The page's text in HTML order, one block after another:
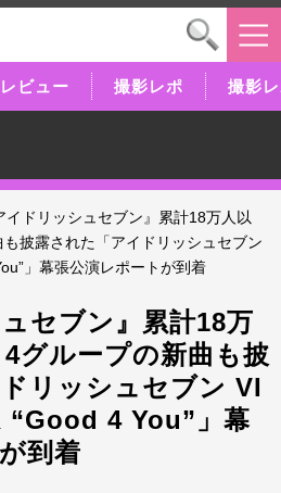
レビュー 撮影レポ 撮影
イドリッシュセブン』累計18万人以
も披露された「アイドリッシュセブン
」幕張公演レポートが到着
セブン』累計18万
グループの新曲も披
リッシュセブン VI
“Good 4 You”」幕
到着